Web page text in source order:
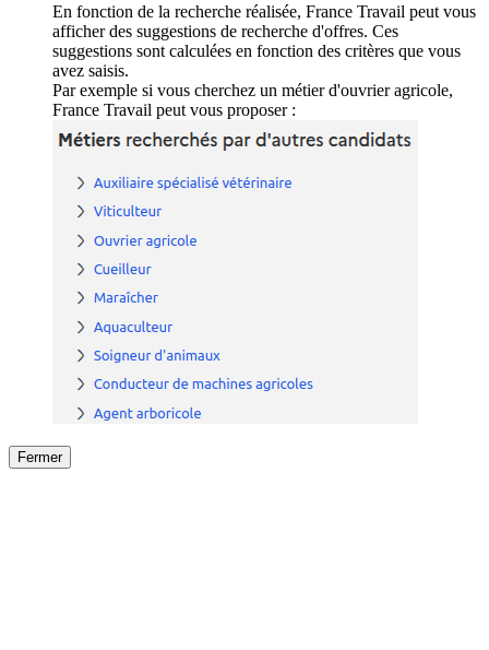
En fonction de la recherche réalisée, France Travail peut vous
afficher des suggestions de recherche d'offres. Ces
suggestions sont calculées en fonction des critères que vous
avez saisis.
Par exemple si vous cherchez un métier d'ouvrier agricole,
France Travail peut vous proposer :
Fermer